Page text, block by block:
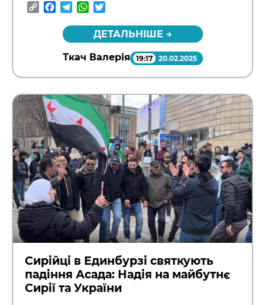
CopyFacebook
TelegramWhatsApp
ДЕТАЛЬНІШЕ →
Ткач Валерія 19:17 20.02.2025
Сирійці в Единбурзі святкують
падіння Асада: Надія на майбутнє
Сирії та України